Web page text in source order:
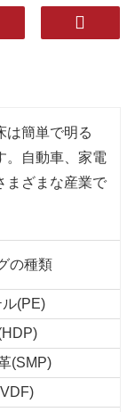
く使用さ
は簡単で明る
。自動車、家電
まざまな産業で
の種類
(PE)
(SMP)